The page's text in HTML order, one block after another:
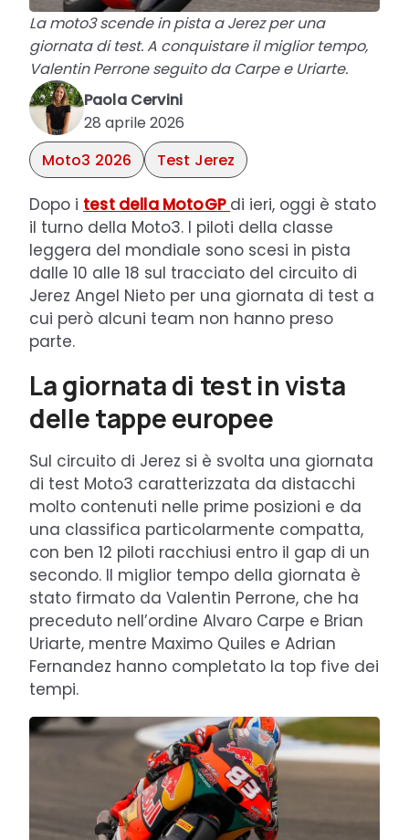
La moto3 scende in pista a Jerez per una
giornata di test. A conquistare il miglior tempo,
Valentin Perrone seguito da Carpe e Uriarte.
Paola Cervini
28 aprile 2026
Moto3 2026
Test Jerez
Dopo i test della MotoGP di ieri, oggi è stato
il turno della Moto3. I piloti della classe
leggera del mondiale sono scesi in pista
dalle 10 alle 18 sul tracciato del circuito di
Jerez Angel Nieto per una giornata di test a
cui però alcuni team non hanno preso
parte.
La giornata di test in vista
delle tappe europee
Sul circuito di Jerez si è svolta una giornata
di test Moto3 caratterizzata da distacchi
molto contenuti nelle prime posizioni e da
una classifica particolarmente compatta,
con ben 12 piloti racchiusi entro il gap di un
secondo. Il miglior tempo della giornata è
stato firmato da Valentin Perrone, che ha
preceduto nell’ordine Alvaro Carpe e Brian
Uriarte, mentre Maximo Quiles e Adrian
Fernandez hanno completato la top five dei
tempi.